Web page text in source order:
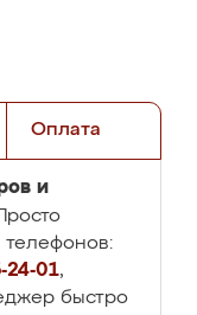
Оплата
и
24-01,
быстро